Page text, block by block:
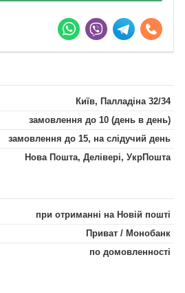
Київ, Палладіна 32/34
замовлення до 10 (день в день)
замовлення до 15, на слідучий день
Нова Пошта, Делівері, УкрПошта
при отриманні на Новій пошті
Приват / Монобанк
по домовленності